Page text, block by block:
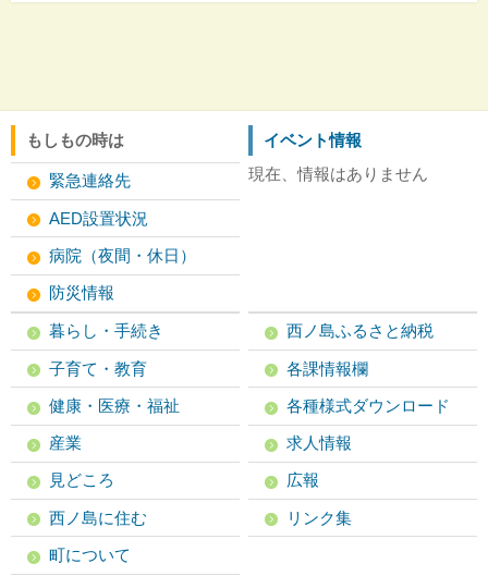
もしもの時は
緊急連絡先
AED設置状況
病院（夜間・休日）
防災情報
イベント情報
現在、情報はありません
暮らし・手続き
子育て・教育
健康・医療・福祉
産業
見どころ
西ノ島に住む
町について
西ノ島ふるさと納税
各課情報欄
各種様式ダウンロード
求人情報
広報
リンク集